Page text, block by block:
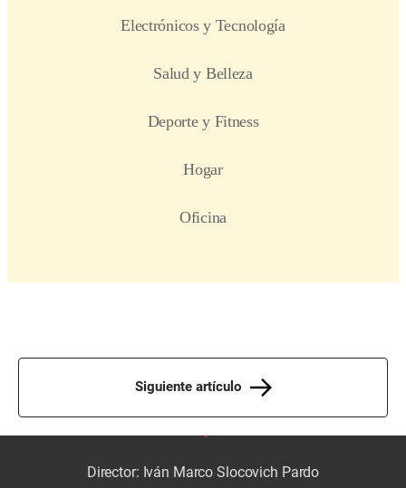
Siguiente artículo
Director: Iván Marco Slocovich Pardo